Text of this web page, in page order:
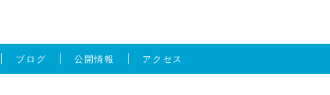
ブログ 公開情報 アクセス